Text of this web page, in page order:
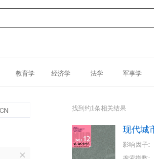
教育学 经济学 法学 军事学
找到约1条相关结果
现代城
影响因子: